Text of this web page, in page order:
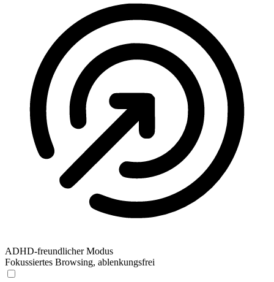
ADHD-freundlicher Modus
Fokussiertes Browsing, ablenkungsfrei